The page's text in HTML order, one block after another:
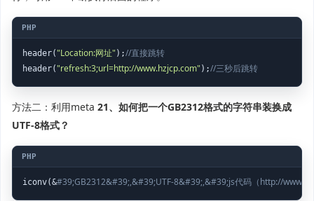
header("Location:网址" );//直接跳转
header("refresh:3;url=http://www.hzjcp.com" );//三秒后跳转
方法二：利用meta 21、如何把一个GB2312格式的字符串装换成
UTF-8格式？
iconv(&#39;GB2312&#39;,&#39;UTF-8&#39;,&#39;js代码（http://